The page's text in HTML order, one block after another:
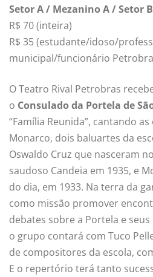
Setor A / Mezanino A / Setor
R$ 70 (inteira)
R$ 35 (estudante/idoso/
municipal/funcionário
O Teatro Rival Petrobras
o Consulado da Portela de
“Família Reunida”, cantando
Monarco, dois baluartes da
Oswaldo Cruz que nasceram
saudoso Candeia em 1935, e
do dia, em 1933. Na terra da
como missão promover
debates sobre a Portela e
o grupo contará com Tuco
de compositores da escola,
E o repertório terá tanto